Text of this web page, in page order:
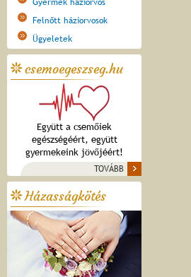
Gyermek háziorvos
Felnőtt háziorvosok
Ügyeletek
csemoegeszseg.hu
Együtt a csemőiek
egészségéért, együtt
gyermekeink jövőjéért!
TOVÁBB
Házasságkötés